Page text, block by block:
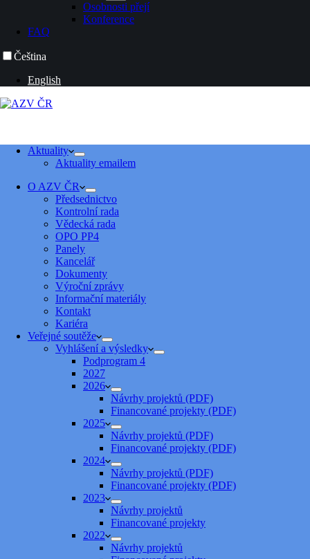
Osobnosti přejí
Konference
FAQ
Čeština
English
Aktuality
Aktuality emailem
O AZV ČR
Předsednictvo
Kontrolní rada
Vědecká rada
OPO PP4
Panely
Kancelář
Dokumenty
Výroční zprávy
Informační materiály
Kontakt
Kariéra
Veřejné soutěže
Vyhlášení a výsledky
Podprogram 4
2027
2026
Návrhy projektů (PDF)
Financované projekty (PDF)
2025
Návrhy projektů (PDF)
Financované projekty (PDF)
2024
Návrhy projektů (PDF)
Financované projekty (PDF)
2023
Návrhy projektů
Financované projekty
2022
Návrhy projektů